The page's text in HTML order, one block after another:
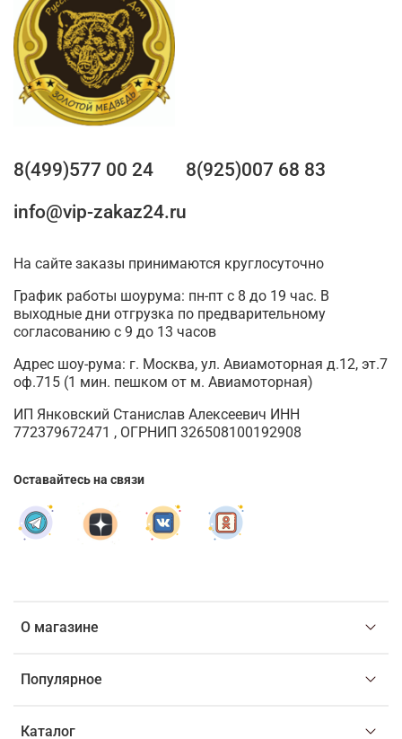
О магазине
Популярное
Каталог
8(499)577 00 24
8(925)007 68 83
info@vip-zakaz24.ru
На сайте заказы принимаются круглосуточно
График работы шоурума: пн-пт с 8 до 19 час. В
выходные дни отгрузка по предварительному
согласованию с 9 до 13 часов
Адрес шоу-рума: г. Москва, ул. Авиамоторная д.12, эт.7
оф.715 (1 мин. пешком от м. Авиамоторная)
ИП Янковский Станислав Алексеевич ИНН
772379672471 , ОГРНИП 326508100192908
Оставайтесь на связи